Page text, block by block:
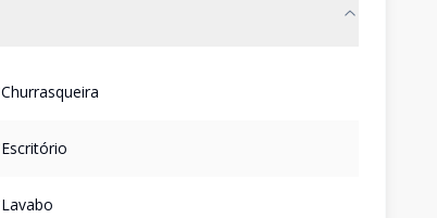
Churrasqueira
Escritório
Lavabo